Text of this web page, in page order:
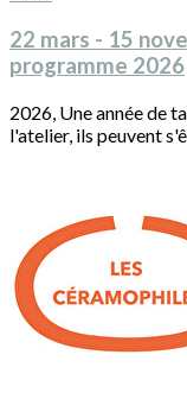
22 mars - 15
programme 2026
2026, Une année de
l'atelier, ils peuvent